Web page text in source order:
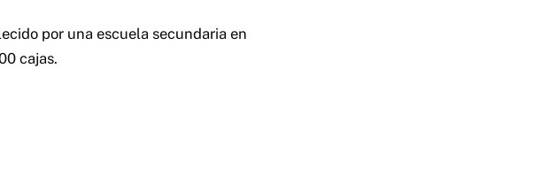
por una escuela secundaria en
cajas.